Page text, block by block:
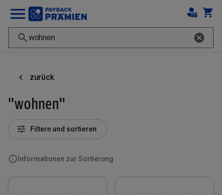
zurück
"wohnen"
Informationen zur Sortierung
Filtern und sortieren